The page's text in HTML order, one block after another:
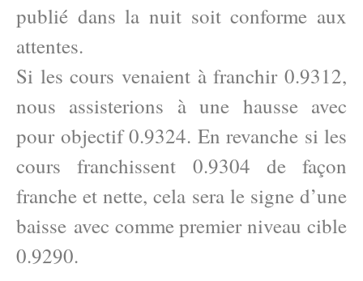
publié dans la nuit soit conforme aux
attentes.
Si les cours venaient à franchir 0.9312,
nous assisterions à une hausse avec
pour objectif 0.9324. En revanche si les
cours franchissent 0.9304 de façon
franche et nette, cela sera le signe d’une
baisse avec comme premier niveau cible
0.9290.